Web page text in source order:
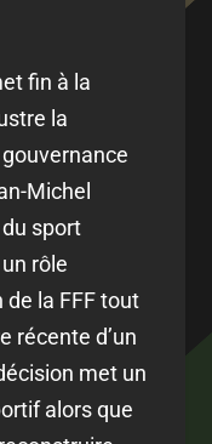
fin à la
la
Michel
sport
rôle
la FFF tout
récente d’un
met un
alors que